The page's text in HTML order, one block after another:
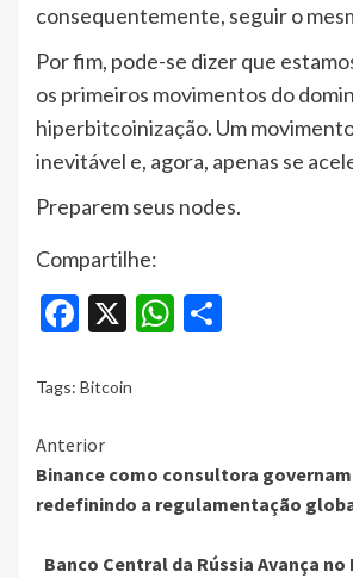
consequentemente, seguir o
Por fim, pode-se dizer que
os primeiros movimentos do
hiperbitcoinização. Um
inevitável e, agora, apenas se
Preparem seus nodes.
Compartilhe:
Facebook
X WhatsApp
Tags: Bitcoin
Continue
Reading
Anterior
Binance como consultora
redefinindo a regulamentação
Banco Central da Rússia Avança